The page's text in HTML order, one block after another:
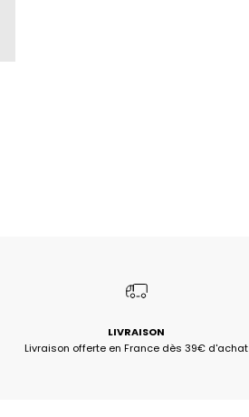
LIVRAISON
Livraison offerte en France dès 39€ d'achat